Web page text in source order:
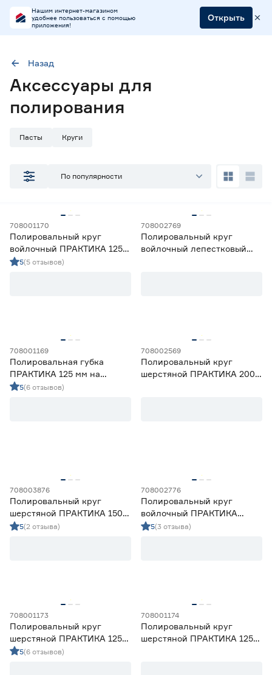
Нашим интернет-магазином
удобнее пользоваться с помощью
приложения!
Открыть
Наличие в магазинах
ул. Селезнева, 4
Полировальные круги
12
Цена
от до
200
Марка
Страна производства
Китай
Россия
Назад
Аксессуары для
полирования
Пасты Круги
По популярности
708001170
Полировальный круг
войлочный ПРАКТИКА 125
мм на липучке
5(5 отзывов)
708002769
Полировальный круг
войлочный лепестковый
708001169
Полировальная губка
ПРАКТИКА 125 мм на
липучке
5(6 отзывов)
708002569
Полировальный круг
шерстяной ПРАКТИКА 200
708003876
Полировальный круг
шерстяной ПРАКТИКА 150
мм на липучке
5(2 отзыва)
708002776
Полировальный круг
войлочный ПРАКТИКА
125х22 мм
5(3 отзыва)
708001173
Полировальный круг
шерстяной ПРАКТИКА 125
мм на липучке
5(6 отзывов)
708001174
Полировальный круг
шерстяной ПРАКТИКА 125